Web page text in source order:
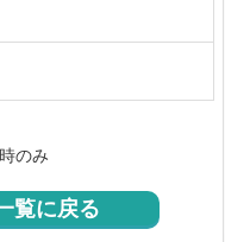
のみ
覧に戻る